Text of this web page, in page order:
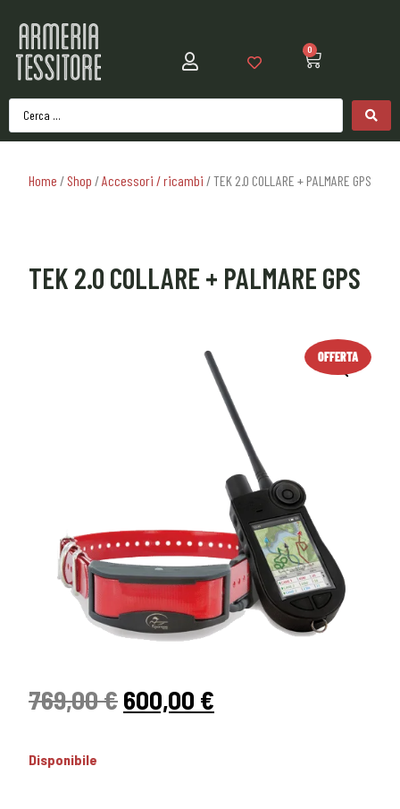
0
Home / Shop /Accessori / ricambi / TEK 2.0 COLLARE + PALMARE GPS
TEK 2.0 COLLARE + PALMARE GPS
OFFERTA
769,00€ 600,00 €
Disponibile